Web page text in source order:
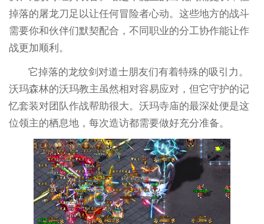
掉落的屠龙刀足以让任何冒险者心动。这些地方的战斗
需要你和伙伴们默契配合，不同职业的分工协作能让作
战更加顺利。
它掉落的龙纹剑对道士朋友们有着特殊的吸引力。
沃玛森林的沃玛教主虽然相对容易应对，但它守护的记
忆套装对团队作战帮助很大。沃玛寺庙的最深处便是这
位领主的栖息地，每次造访都需要做好充分准备。